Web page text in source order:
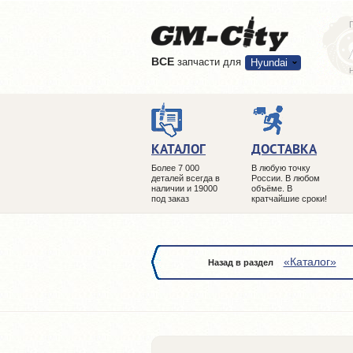
ВCE запчасти для Hyundai
КАТАЛОГ
Более 7 000
деталей всегда в
наличии и 19000
под заказ
ДОСТАВКА
В любую точку
России. В любом
объёме. В
кратчайшие сроки!
Назад в раздел «Каталог»